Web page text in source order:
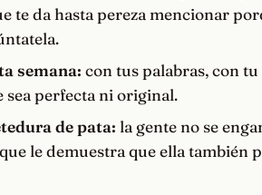
te da hasta pereza mencionar
semana: con tus palabras, con
sea perfecta ni original.
de pata: la gente no se
le demuestra que ella también